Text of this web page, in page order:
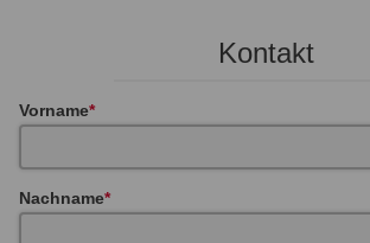
Kontakt
Vorname
Nachname